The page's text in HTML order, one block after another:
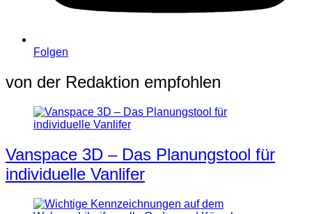
Folgen
von der Redaktion empfohlen
Vanspace 3D – Das Planungstool für
individuelle Vanlifer